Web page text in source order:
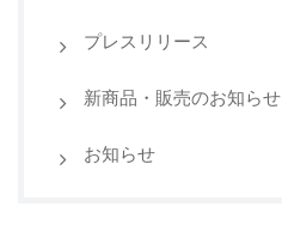
プレスリリース
新商品・販売のお知らせ
お知らせ